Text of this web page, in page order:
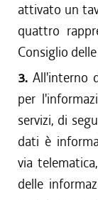
attivato un
quattro
Consiglio
3. All'interno
per
servizi, di
dati è
via
delle